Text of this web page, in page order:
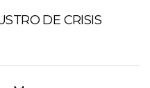
DE CRISIS